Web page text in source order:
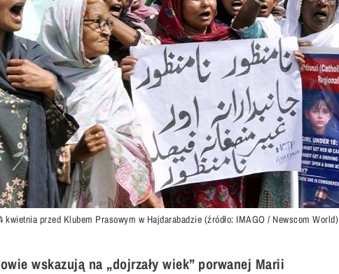
kwietnia przed Klubem Prasowym w Hajdarabadzie (źródło: IMAGO / Newscom World)
wskazują na „dojrzały wiek” porwanej Marii